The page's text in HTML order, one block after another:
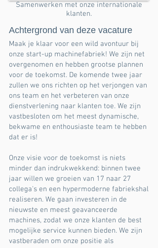
Samenwerken met onze internationale
klanten.
Achtergrond van deze vacature
Maak je klaar voor een wild avontuur bij
onze start-up machinefabriek! We zijn net
overgenomen en hebben grootse plannen
voor de toekomst. De komende twee jaar
zullen we ons richten op het verjongen van
ons team en het verbeteren van onze
dienstverlening naar klanten toe. We zijn
vastbesloten om het meest dynamische,
bekwame en enthousiaste team te hebben
dat er is!
Onze visie voor de toekomst is niets
minder dan indrukwekkend: binnen twee
jaar willen we groeien van 17 naar 27
collega's en een hypermoderne fabriekshal
realiseren. We gaan investeren in de
nieuwste en meest geavanceerde
machines, zodat we onze klanten de best
mogelijke service kunnen bieden. We zijn
vastberaden om onze positie als